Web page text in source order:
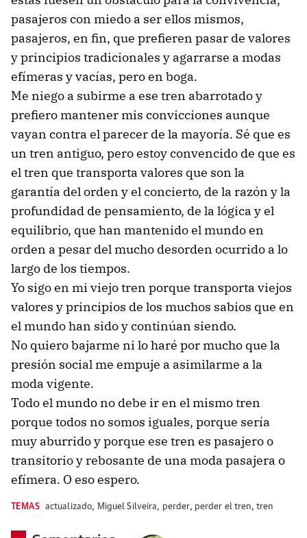
pasajeros con miedo a ser ellos mismos,
pasajeros, en fin, que prefieren pasar de valores
y principios tradicionales y agarrarse a modas
efímeras y vacías, pero en boga.
Me niego a subirme a ese tren abarrotado y
prefiero mantener mis convicciones aunque
vayan contra el parecer de la mayoría. Sé que es
un tren antiguo, pero estoy convencido de que es
el tren que transporta valores que son la
garantía del orden y el concierto, de la razón y la
profundidad de pensamiento, de la lógica y el
equilibrio, que han mantenido el mundo en
orden a pesar del mucho desorden ocurrido a lo
largo de los tiempos.
Yo sigo en mi viejo tren porque transporta viejos
valores y principios de los muchos sabios que en
el mundo han sido y continúan siendo.
No quiero bajarme ni lo haré por mucho que la
presión social me empuje a asimilarme a la
moda vigente.
Todo el mundo no debe ir en el mismo tren
porque todos no somos iguales, porque sería
muy aburrido y porque ese tren es pasajero o
transitorio y rebosante de una moda pasajera o
efímera. O eso espero.
TEMAS actualizado, Miguel Silveira, perder, perder el tren, tren